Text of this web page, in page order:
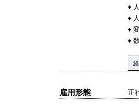
♦
♦
♦
♦
雇用形態 正